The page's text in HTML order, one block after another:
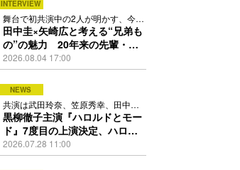
INTERVIEW
舞台で初共演中の2人が明かす、今の
自分をつくる恩人の存在
田中圭×矢崎広と考える“兄弟も
の”の魅力 20年来の先輩・後
輩が初めて見つけた互いの共通
点とは
2026.08.04 17:00
NEWS
共演は武田玲奈、笠原秀幸、田中要
次、井川遥
黒柳徹子主演『ハロルドとモー
ド』7度目の上演決定、ハロル
ド役はKEY TO LIT岩﨑大昇
2026.07.28 11:00